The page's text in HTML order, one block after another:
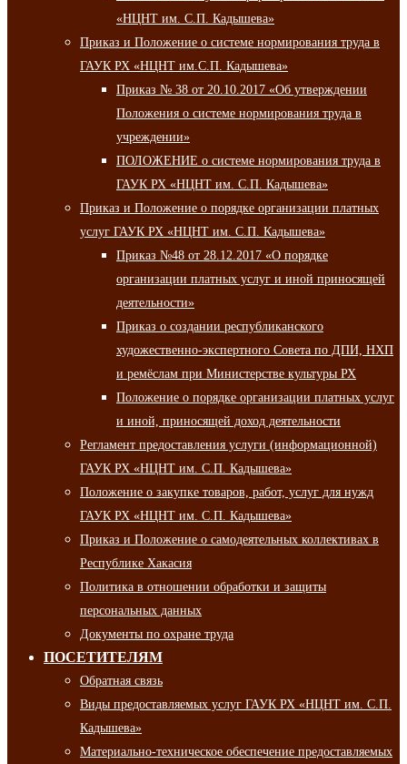
«НЦНТ им. С.П. Кадышева»
Приказ и Положение о системе нормирования труда в
ГАУК РХ «НЦНТ им.С.П. Кадышева»
Приказ № 38 от 20.10.2017 «Об утверждении
Положения о системе нормирования труда в
учреждении»
ПОЛОЖЕНИЕ о системе нормирования труда в
ГАУК РХ «НЦНТ им. С.П. Кадышева»
Приказ и Положение о порядке организации платных
услуг ГАУК РХ «НЦНТ им. С.П. Кадышева»
Приказ №48 от 28.12.2017 «О порядке
организации платных услуг и иной приносящей
деятельности»
Приказ о создании республиканского
художественно-экспертного Совета по ДПИ, НХП
и ремёслам при Министерстве культуры РХ
Положение о порядке организации платных услуг
и иной, приносящей доход деятельности
Регламент предоставления услуги (информационной)
ГАУК РХ «НЦНТ им. С.П. Кадышева»
Положение о закупке товаров, работ, услуг для нужд
ГАУК РХ «НЦНТ им. С.П. Кадышева»
Приказ и Положение о самодеятельных коллективах в
Республике Хакасия
Политика в отношении обработки и защиты
персональных данных
Документы по охране труда
ПОСЕТИТЕЛЯМ
Обратная связь
Виды предоставляемых услуг ГАУК РХ «НЦНТ им. С.П.
Кадышева»
Материально-техническое обеспечение предоставляемых